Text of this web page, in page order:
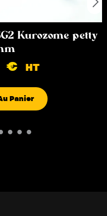
Kurozome petty
€ HT
Panier